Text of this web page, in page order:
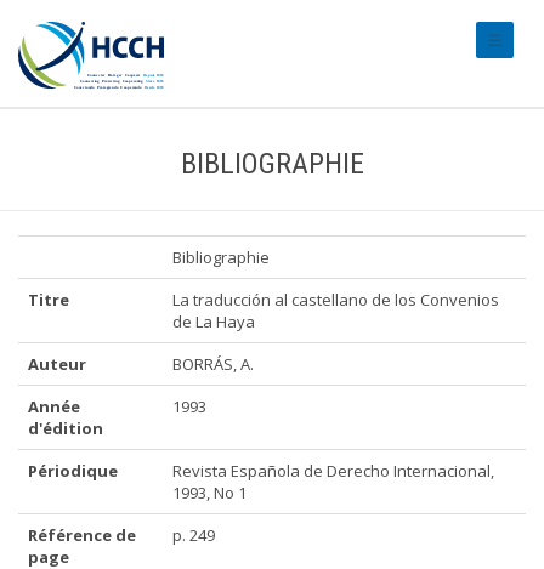
BIBLIOGRAPHIE
Bibliographie
Titre
La traducción al castellano de los Convenios
de La Haya
Auteur
BORRÁS, A.
Année
d'édition
1993
Périodique
Revista Española de Derecho Internacional,
1993, No 1
Référence de
page
p. 249